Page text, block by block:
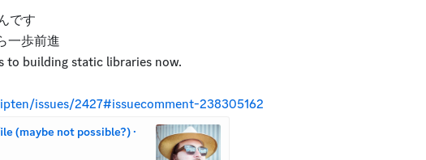
です
一歩前進
to building static libraries now.
issues/2427#issuecomment-238305162
(maybe not possible?) ·